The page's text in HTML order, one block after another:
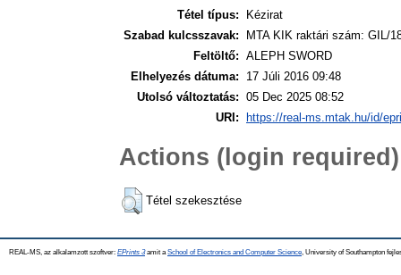
Tétel típus:
Kézirat
Szabad kulcsszavak:
MTA KIK raktári szám: GIL/
Feltöltő: ALEPH SWORD
Elhelyezés dátuma:
17 Júli 2016 09:48
Utolsó változtatás: 05 Dec 2025 08:52
URI:
https://real-ms.mtak.hu/id/
Actions (login required)
Tétel szekesztése
REAL-MS, az alkalamzott szoftver: EPrints 3amit a School of Electronics and Computer Science , University of Southampton